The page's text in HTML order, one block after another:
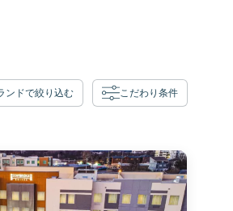
ンドで絞り込む こだわり条件